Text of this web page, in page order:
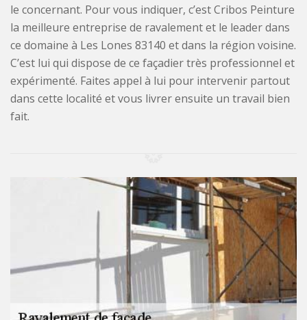
le concernant. Pour vous indiquer, c’est Cribos Peinture
la meilleure entreprise de ravalement et le leader dans
ce domaine à Les Lones 83140 et dans la région voisine.
C’est lui qui dispose de ce façadier très professionnel et
expérimenté. Faites appel à lui pour intervenir partout
dans cette localité et vous livrer ensuite un travail bien
fait.